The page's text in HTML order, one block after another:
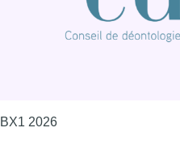
BX1 2026